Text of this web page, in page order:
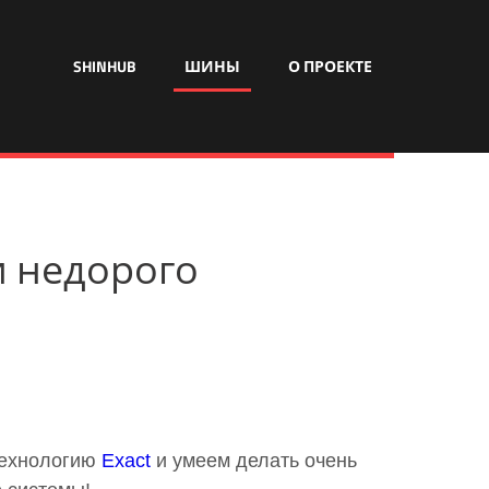
SHINHUB ШИНЫ О ПРОЕКТЕ
недорого
Exact и умеем делать очень